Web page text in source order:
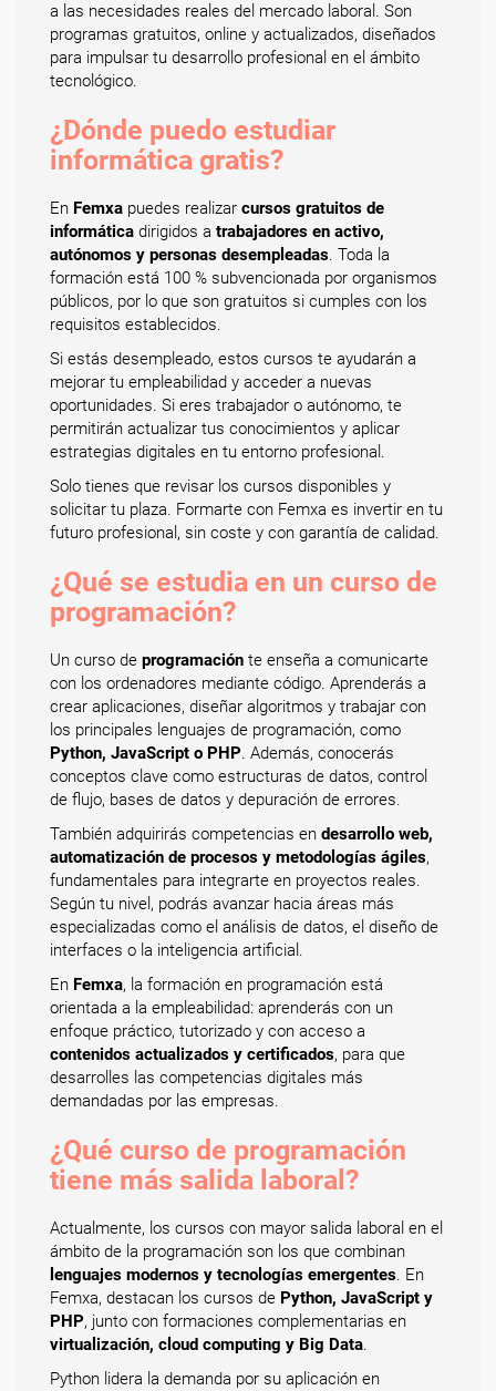
a las necesidades reales del mercado laboral. Son
programas gratuitos, online y actualizados, diseñados
para impulsar tu desarrollo profesional en el ámbito
tecnológico.
¿Dónde puedo estudiar
informática gratis?
En Femxa puedes realizar cursos gratuitos de
informática dirigidos a trabajadores en activo,
autónomos y personas desempleadas. Toda la
formación está 100 % subvencionada por organismos
públicos, por lo que son gratuitos si cumples con los
requisitos establecidos.
Si estás desempleado, estos cursos te ayudarán a
mejorar tu empleabilidad y acceder a nuevas
oportunidades. Si eres trabajador o autónomo, te
permitirán actualizar tus conocimientos y aplicar
estrategias digitales en tu entorno profesional.
Solo tienes que revisar los cursos disponibles y
solicitar tu plaza. Formarte con Femxa es invertir en tu
futuro profesional, sin coste y con garantía de calidad.
¿Qué se estudia en un curso de
programación?
Un curso de programación te enseña a comunicarte
con los ordenadores mediante código. Aprenderás a
crear aplicaciones, diseñar algoritmos y trabajar con
los principales lenguajes de programación, como
Python, JavaScript o PHP. Además, conocerás
conceptos clave como estructuras de datos, control
de flujo, bases de datos y depuración de errores.
También adquirirás competencias en desarrollo web,
automatización de procesos y metodologías ágiles,
fundamentales para integrarte en proyectos reales.
Según tu nivel, podrás avanzar hacia áreas más
especializadas como el análisis de datos, el diseño de
interfaces o la inteligencia artificial.
En Femxa, la formación en programación está
orientada a la empleabilidad: aprenderás con un
enfoque práctico, tutorizado y con acceso a
contenidos actualizados y certificados, para que
desarrolles las competencias digitales más
demandadas por las empresas.
¿Qué curso de programación
tiene más salida laboral?
Actualmente, los cursos con mayor salida laboral en el
ámbito de la programación son los que combinan
lenguajes modernos y tecnologías emergentes. En
Femxa, destacan los cursos de Python, JavaScript y
PHP, junto con formaciones complementarias en
virtualización, cloud computing y Big Data.
Python lidera la demanda por su aplicación en